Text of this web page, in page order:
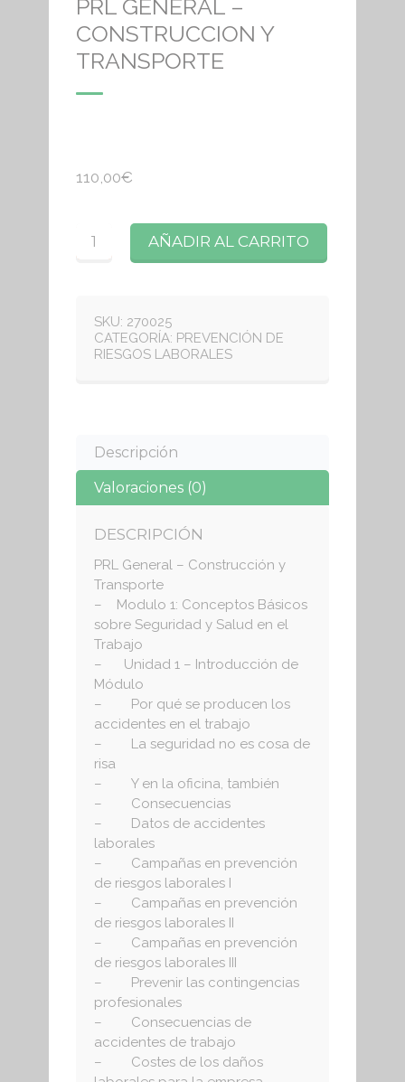
PRL GENERAL –
CONSTRUCCION Y
TRANSPORTE
110,00€
Cantidad
AÑADIR AL CARRITO
SKU: 270025
CATEGORÍA: PREVENCIÓN DE
RIESGOS LABORALES
Descripción
Valoraciones (0)
DESCRIPCIÓN
PRL General – Construcción y
Transporte
– Modulo 1: Conceptos Básicos
sobre Seguridad y Salud en el
Trabajo
– Unidad 1 – Introducción de
Módulo
– Por qué se producen los
accidentes en el trabajo
– La seguridad no es cosa de
risa
– Y en la oficina, también
– Consecuencias
– Datos de accidentes
laborales
– Campañas en prevención
de riesgos laborales I
– Campañas en prevención
de riesgos laborales II
– Campañas en prevención
de riesgos laborales III
– Prevenir las contingencias
profesionales
– Consecuencias de
accidentes de trabajo
– Costes de los daños